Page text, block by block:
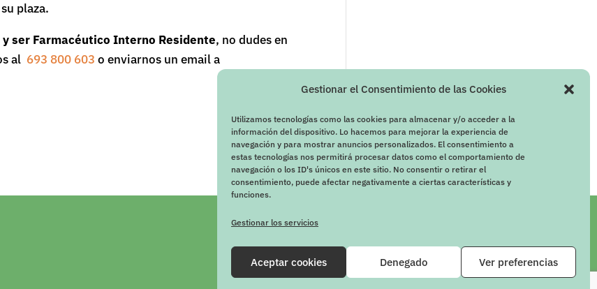
Gestionar el Consentimiento de las Cookies
Utilizamos tecnologías como las cookies para almacenar y/o acceder a la
información del dispositivo. Lo hacemos para mejorar la experiencia de
navegación y para mostrar anuncios personalizados. El consentimiento a
estas tecnologías nos permitirá procesar datos como el comportamiento de
navegación o los ID's únicos en este sitio. No consentir o retirar el
consentimiento, puede afectar negativamente a ciertas características y
funciones.
Gestionar los servicios
Aceptar cookies Denegado Ver preferencias
plaza.
ser Farmacéutico Interno Residente, no dudes en
al 693 800 603 o enviarnos un email a